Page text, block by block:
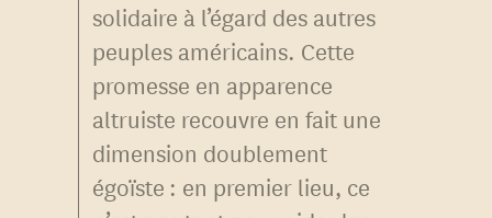
solidaire à l’égard des autres
peuples américains. Cette
promesse en apparence
altruiste recouvre en fait une
dimension doublement
égoïste : en premier lieu, ce